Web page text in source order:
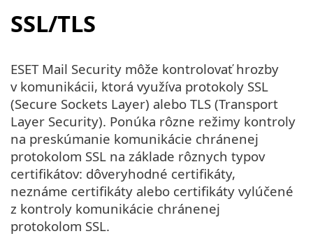
SSL/TLS
ESET Mail Security môže kontrolovať hrozby
v komunikácii, ktorá využíva protokoly SSL
(Secure Sockets Layer) alebo TLS (Transport
Layer Security). Ponúka rôzne režimy kontroly
na preskúmanie komunikácie chránenej
protokolom SSL na základe rôznych typov
certifikátov: dôveryhodné certifikáty,
neznáme certifikáty alebo certifikáty vylúčené
z kontroly komunikácie chránenej
protokolom SSL.